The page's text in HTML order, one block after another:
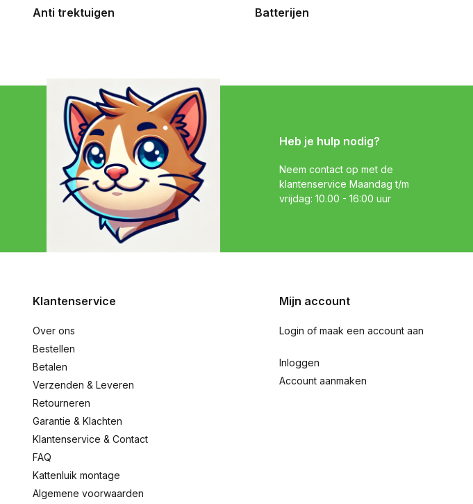
Anti trektuigen Batterijen
Heb je hulp nodig?
Neem contact op met de
klantenservice Maandag t/m
vrijdag: 10.00 - 16:00 uur
Klantenservice
Over ons
Bestellen
Betalen
Verzenden & Leveren
Retourneren
Garantie & Klachten
Klantenservice & Contact
FAQ
Kattenluik montage
Algemene voorwaarden
Mijn account
Login of maak een account aan
Inloggen
Account aanmaken